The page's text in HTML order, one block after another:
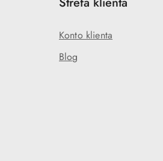
Konto klienta
Blog